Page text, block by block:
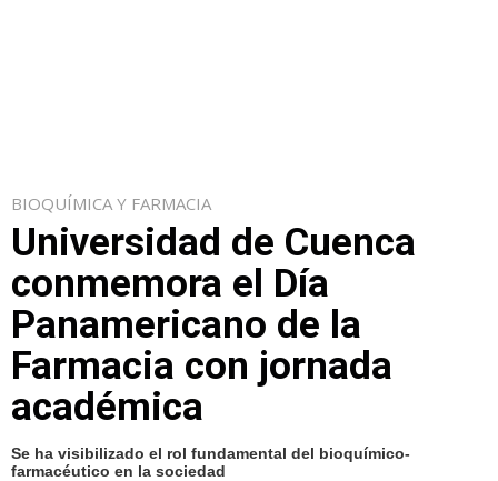
BIOQUÍMICA Y FARMACIA
Universidad de Cuenca
conmemora el Día
Panamericano de la
Farmacia con jornada
académica
Se ha visibilizado el rol fundamental del bioquímico-
farmacéutico en la sociedad